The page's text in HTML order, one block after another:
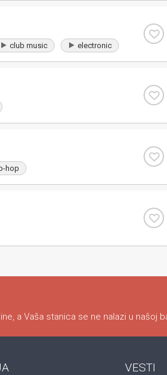
club music electronic
hop
a Vaša stanica se ne nalazi u našoj
VESTI